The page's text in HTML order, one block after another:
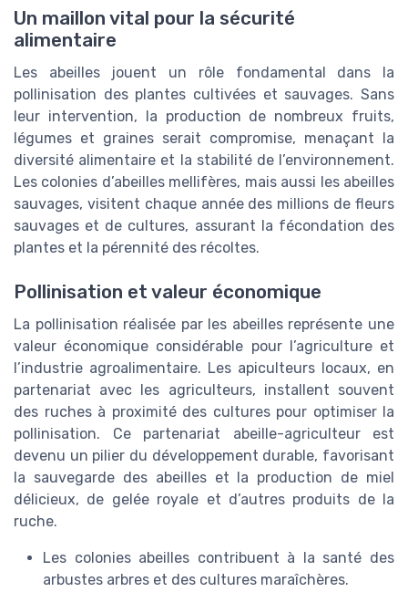
Un maillon vital pour la sécurité
alimentaire
Les abeilles jouent un rôle fondamental dans la
pollinisation des plantes cultivées et sauvages. Sans
leur intervention, la production de nombreux fruits,
légumes et graines serait compromise, menaçant la
diversité alimentaire et la stabilité de l’environnement.
Les colonies d’abeilles mellifères, mais aussi les abeilles
sauvages, visitent chaque année des millions de fleurs
sauvages et de cultures, assurant la fécondation des
plantes et la pérennité des récoltes.
Pollinisation et valeur économique
La pollinisation réalisée par les abeilles représente une
valeur économique considérable pour l’agriculture et
l’industrie agroalimentaire. Les apiculteurs locaux, en
partenariat avec les agriculteurs, installent souvent
des ruches à proximité des cultures pour optimiser la
pollinisation. Ce partenariat abeille-agriculteur est
devenu un pilier du développement durable, favorisant
la sauvegarde des abeilles et la production de miel
délicieux, de gelée royale et d’autres produits de la
ruche.
Les colonies abeilles contribuent à la santé des
arbustes arbres et des cultures maraîchères.